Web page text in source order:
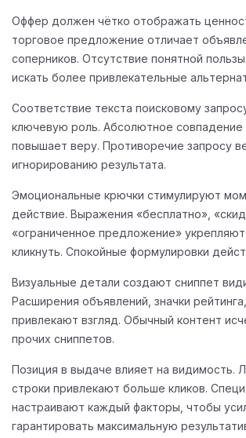
Оффер должен чётко отображать
торговое предложение отличает
соперников. Отсутствие понятной
искать более привлекательные
Соответствие текста поисковому
ключевую роль. Абсолютное совпадение
повышает веру. Противоречие запросу
игнорированию результата.
Эмоциональные крючки стимулируют
действие. Выражения «бесплатно»,
«ограниченное предложение»
кликнуть. Спокойные формулировки
Визуальные детали создают сниппет
Расширения объявлений, значки
привлекают взгляд. Обычный контент
прочих сниппетов.
Позиция в выдаче влияет на видимость.
строки привлекают больше кликов.
настраивают каждый факторы, чтобы
гарантировать максимальную